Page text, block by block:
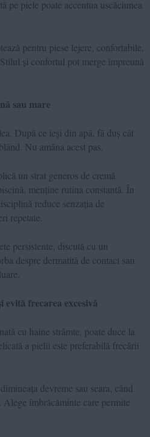
pe piele poate accentua uscăciunea
pentru piese lejere, confortabile,
și confortul pot merge împreună
sau mare
După ce ieși din apă, fă duș cât
Nu amâna acest pas.
un strat generos de cremă
menține rutina constantă. În
reduce senzația de
repetate.
persistente, discută cu un
despre dermatită de contact sau
frecarea excesivă
cu haine strâmte, poate duce la
a pielii este preferabilă frecării
devreme sau seara, când
îmbrăcăminte care permite